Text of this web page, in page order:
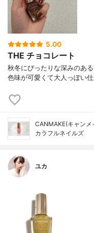
5.00
THE チョコレート
秋冬にぴったりな深みのあ
色味が可愛くて大人っぽい
CANMAKE(キャンメ
カラフルネイルズ
ユカ